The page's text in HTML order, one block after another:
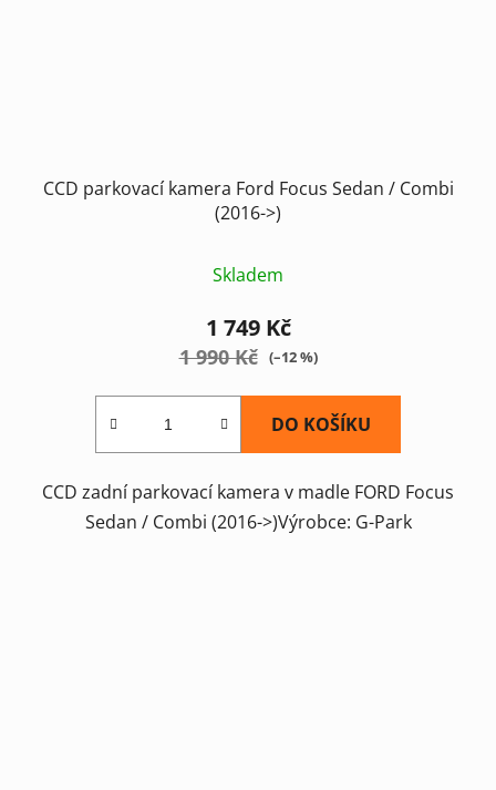
CCD parkovací kamera Ford Focus Sedan / Combi
(2016->)
Skladem
1 749 Kč
1 990 Kč (–12 %)
DO KOŠÍKU
CCD zadní parkovací kamera v madle FORD Focus
Sedan / Combi (2016->)Výrobce: G-Park